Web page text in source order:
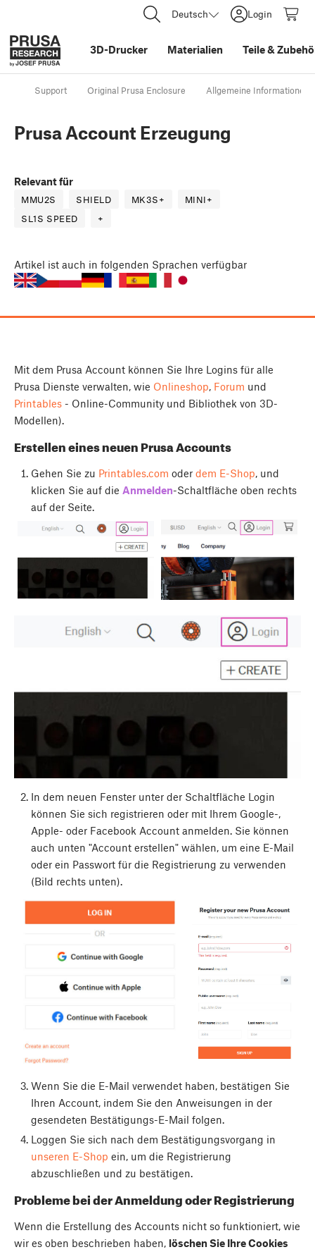
Deutsch Login
3D-Drucker Materialien Teile&
Support Original Prusa Enclosure Allgemeine Informationen
Prusa Account Erzeugung
Relevant für
MMU2S SHIELD MK3S+
MINI+
SL1S SPEED
+
Artikel ist auch in folgenden Sprachen verfügbar
Mit dem Prusa Account können Sie Ihre Logins für alle
Prusa Dienste verwalten, wie Onlineshop, Forum und
Printables - Online-Community und Bibliothek von 3D-
Modellen).
Erstellen eines neuen Prusa Accounts
Gehen Sie zu Printables.com oder dem E-Shop, und
klicken Sie auf die Anmelden-Schaltfläche oben rechts
auf der Seite.
In dem neuen Fenster unter der Schaltfläche Login
können Sie sich registrieren oder mit Ihrem Google-,
Apple- oder Facebook Account anmelden. Sie können
auch unten "Account erstellen" wählen, um eine E-Mail
oder ein Passwort für die Registrierung zu verwenden
(Bild rechts unten).
Wenn Sie die E-Mail verwendet haben, bestätigen Sie
Ihren Account, indem Sie den Anweisungen in der
gesendeten Bestätigungs-E-Mail folgen.
Loggen Sie sich nach dem Bestätigungsvorgang in
unseren E-Shop ein, um die Registrierung
abzuschließen und zu bestätigen.
Probleme bei der Anmeldung oder Registrierung
Wenn die Erstellung des Accounts nicht so funktioniert, wie
wir es oben beschrieben haben, löschen Sie Ihre Cookies